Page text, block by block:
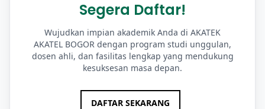
Segera Daftar!
Wujudkan impian akademik Anda di AKATEK
AKATEL BOGOR dengan program studi unggulan,
dosen ahli, dan fasilitas lengkap yang mendukung
kesuksesan masa depan.
DAFTAR SEKARANG